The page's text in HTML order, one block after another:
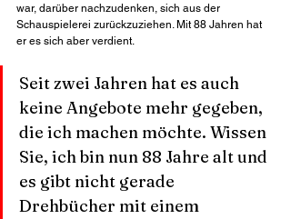
war, darüber nachzudenken, sich aus der
Schauspielerei zurückzuziehen. Mit 88 Jahren hat
er es sich aber verdient.
Seit zwei Jahren hat es auch
keine Angebote mehr gegeben,
die ich machen möchte. Wissen
Sie, ich bin nun 88 Jahre alt und
es gibt nicht gerade
Drehbücher mit einem